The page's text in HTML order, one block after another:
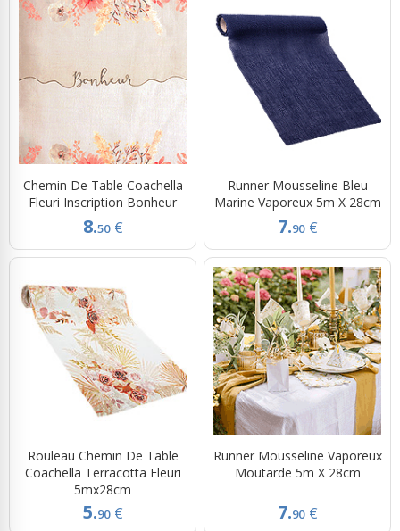
Chemin De Table Coachella
Fleuri Inscription Bonheur
8.50 €
Runner Mousseline Bleu
Marine Vaporeux 5m X 28cm
7.90 €
Rouleau Chemin De Table
Coachella Terracotta Fleuri
5mx28cm
5.90 €
Runner Mousseline Vaporeux
Moutarde 5m X 28cm
7.90 €